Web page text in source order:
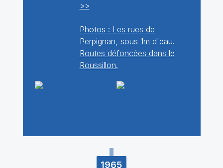
>>
Photos : Les rues de
Perpignan, sous 1m d'eau.
Routes défoncées dans le
Roussillon.
1965